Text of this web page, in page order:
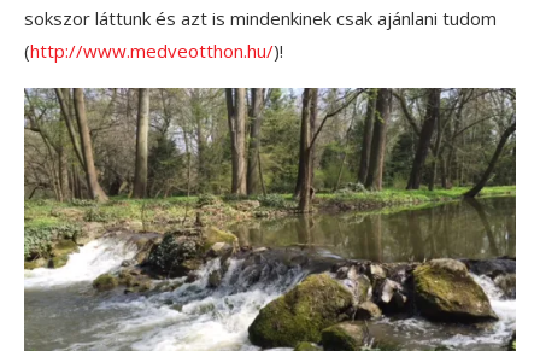
sokszor láttunk és azt is mindenkinek csak ajánlani tudom
(http://www.medveotthon.hu/)!